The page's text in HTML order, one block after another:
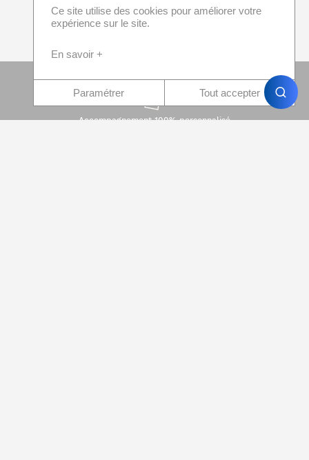
Accompagnement 100% personnalisé
Ce site utilise des cookies pour améliorer votre
expérience sur le site.
En savoir +
Paramétrer Tout accepter